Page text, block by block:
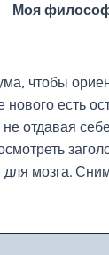
Моя
чтобы
нового
отдавая
мозга.